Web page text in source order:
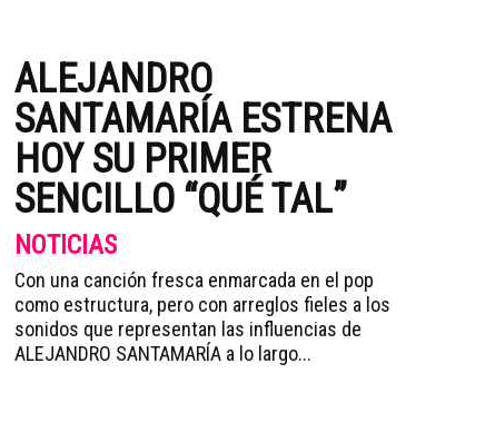
ALEJANDRO
SANTAMARÍA ESTRENA
HOY SU PRIMER
SENCILLO “QUÉ TAL”
NOTICIAS
Con una canción fresca enmarcada en el pop
como estructura, pero con arreglos fieles a los
sonidos que representan las influencias de
ALEJANDRO SANTAMARÍA a lo largo...